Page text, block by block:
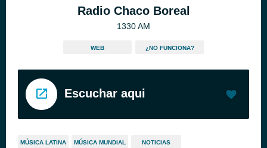
Radio Chaco Boreal
1330 AM
WEB ¿NO FUNCIONA?
Escuchar aqui
MÚSICA LATINA MÚSICA MUNDIAL NOTICIAS